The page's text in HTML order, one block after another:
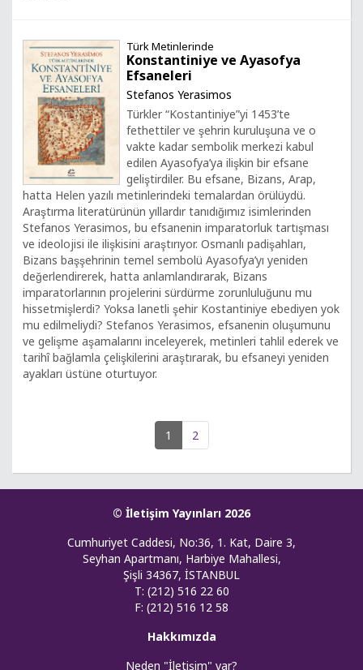
Türk Metinlerinde
Konstantiniye ve Ayasofya
Efsaneleri
Stefanos Yerasimos
Türkler “Kostantiniye”yi 1453’te
fethettiler ve şehrin kuruluşuna ve o
vakte kadar sembolik merkezi kabul
edilen Ayasofya’ya ilişkin bir efsane
geliştirdiler. Bu efsane, Bizans, Arap,
hatta Helen yazılı metinlerindeki temalardan örülüydü.
Araştırma literatürünün yıllardır tanıdığımız isimlerinden
Stefanos Yerasimos, bu efsanenin imparatorluk tartışması
ve ideolojisi ile ilişkisini araştırıyor. Osmanlı padişahları,
Bizans başşehrinin temel sembolü Ayasofya’yı yeniden
değerlendirerek, hatta anlamlandırarak, Bizans
imparatorlarının projelerini sürdürme zorunluluğunu mu
hissetmişlerdi? Yoksa lanetli şehir Kostantiniye ebediyen yok
mu edilmeliydi? Stefanos Yerasimos, efsanenin oluşumunu
ve gelişme aşamalarını inceleyerek, metinleri tahlil ederek ve
tarihî bağlamla çelişkilerini araştırarak, bu efsaneyi yeniden
ayakları üstüne oturtuyor.
1 2
© İletişim Yayınları 2026
Cumhuriyet Caddesi, No:36, 1. Kat, Daire 3,
Seyhan Apartmanı, Harbiye Mahallesi,
Şişli 34367, İSTANBUL
T: (212) 516 22 60
F: (212) 516 12 58
Hakkımızda
Neden "İletişim" var?